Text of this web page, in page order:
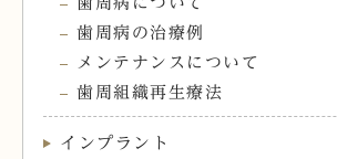
歯周病の治療例
メンテナンスについて
歯周組織再生療法
インプラント